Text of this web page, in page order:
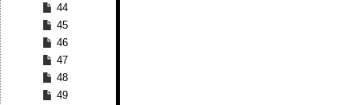
44
45
46
47
48
49